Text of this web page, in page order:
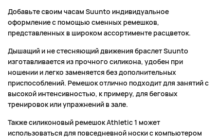
Добавьте своим часам Suunto индивидуальное
оформление с помощью сменных ремешков,
представленных в широком ассортименте расцветок.
Дышащий и не стесняющий движения браслет Suunto
изготавливается из прочного силикона, удобен при
ношении и легко заменяется без дополнительных
приспособлений. Ремешок отлично подходит для занятий с
высокой интенсивностью, к примеру, для беговых
тренировок или упражнений в зале.
Также силиконовый ремешок Athletic 1 может
использоваться для повседневной носки с компьютером